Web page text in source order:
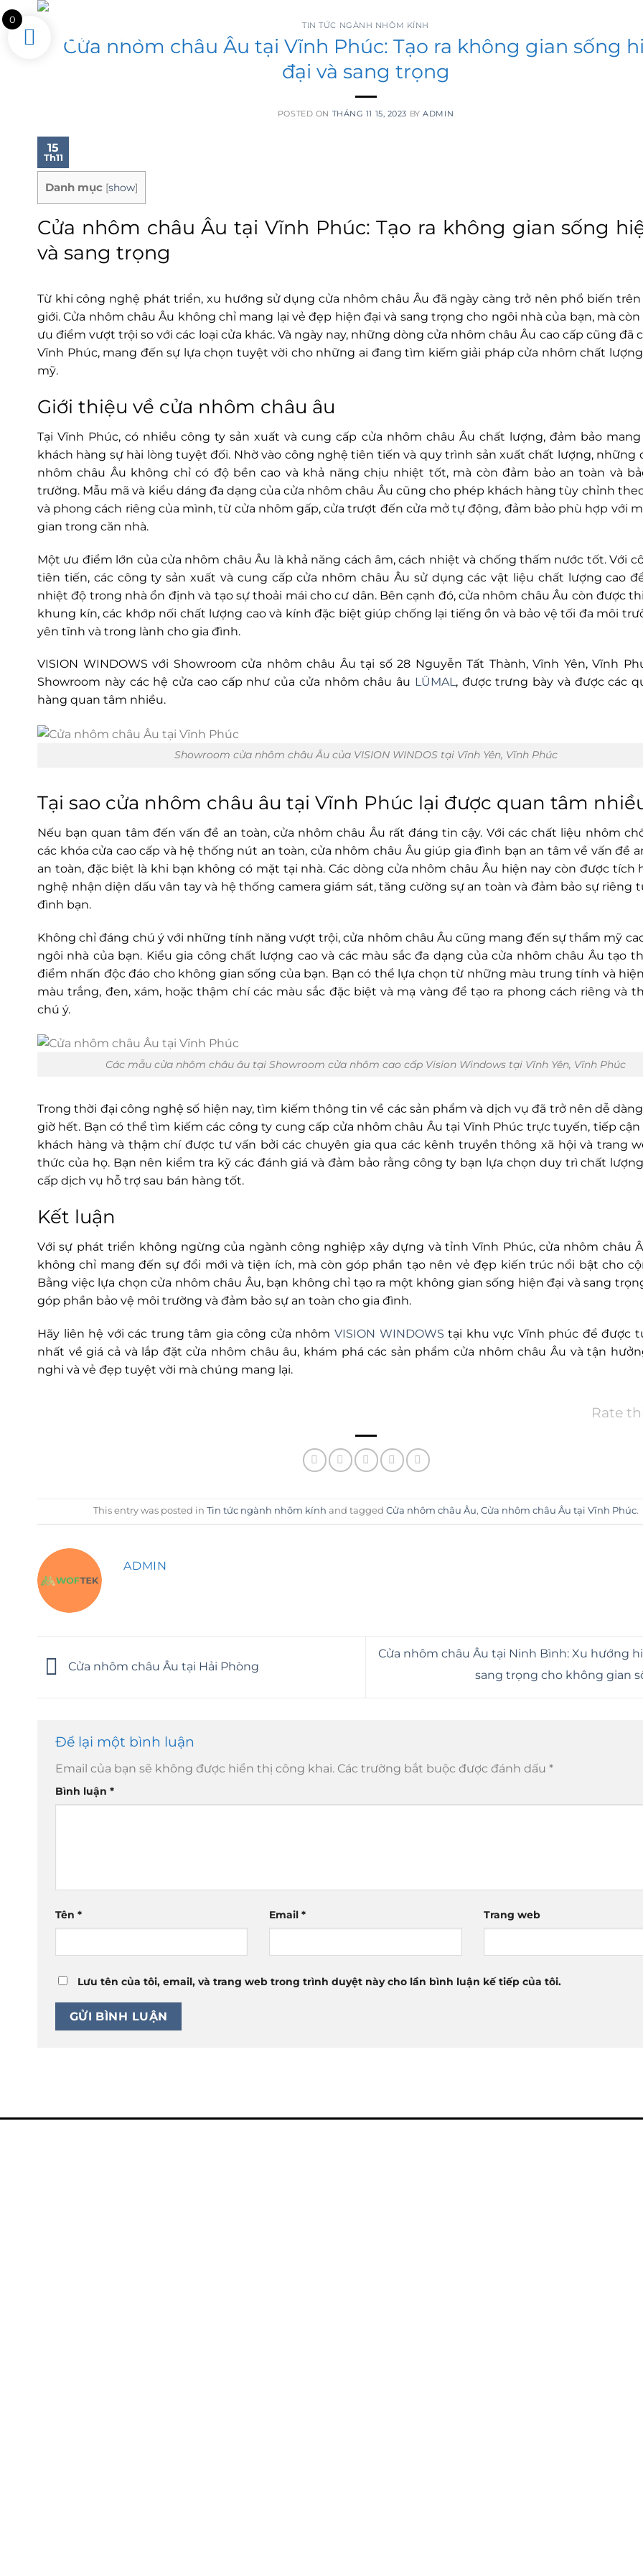
Skip
to
content
TIN TỨC NGÀNH NHÔM KÍNH
Cửa nhôm châu Âu tại Vĩnh Phúc: Tạo ra không gian sống
đại và sang trọng
POSTED ON THÁNG 11 15, 2023 BYADMIN
15
Th11
Danh mục [show]
Cửa nhôm châu Âu tại Vĩnh Phúc: Tạo ra không gian sống
và sang trọng
Từ khi công nghệ phát triển, xu hướng sử dụng cửa nhôm châu Âu đã ngày càng trở nên phổ biến
giới. Cửa nhôm châu Âu không chỉ mang lại vẻ đẹp hiện đại và sang trọng cho ngôi nhà của bạn, mà
ưu điểm vượt trội so với các loại cửa khác. Và ngày nay, những dòng cửa nhôm châu Âu cao cấp cũng đã
Vĩnh Phúc, mang đến sự lựa chọn tuyệt vời cho những ai đang tìm kiếm giải pháp cửa nhôm chất
mỹ.
Giới thiệu về cửa nhôm châu âu
Tại Vĩnh Phúc, có nhiều công ty sản xuất và cung cấp cửa nhôm châu Âu chất lượng, đảm bảo
khách hàng sự hài lòng tuyệt đối. Nhờ vào công nghệ tiên tiến và quy trình sản xuất chất lượng, những
nhôm châu Âu không chỉ có độ bền cao và khả năng chịu nhiệt tốt, mà còn đảm bảo an toàn và
trường. Mẫu mã và kiểu dáng đa dạng của cửa nhôm châu Âu cũng cho phép khách hàng tùy chỉnh
và phong cách riêng của mình, từ cửa nhôm gấp, cửa trượt đến cửa mở tự động, đảm bảo phù hợp với
gian trong căn nhà.
Một ưu điểm lớn của cửa nhôm châu Âu là khả năng cách âm, cách nhiệt và chống thấm nước tốt. Với
tiên tiến, các công ty sản xuất và cung cấp cửa nhôm châu Âu sử dụng các vật liệu chất lượng cao
nhiệt độ trong nhà ổn định và tạo sự thoải mái cho cư dân. Bên cạnh đó, cửa nhôm châu Âu còn được
khung kín, các khớp nối chất lượng cao và kính đặc biệt giúp chống lại tiếng ồn và bảo vệ tối đa môi
yên tĩnh và trong lành cho gia đình.
VISION WINDOWS với Showroom cửa nhôm châu Âu tại số 28 Nguyễn Tất Thành, Vĩnh Yên, Vĩnh
Showroom này các hệ cửa cao cấp như của cửa nhôm châu âu LÜMAL, được trưng bày và được các
hàng quan tâm nhiều.
Showroom cửa nhôm châu Âu của VISION WINDOS tại Vĩnh Yên, Vĩnh Phúc
Tại sao cửa nhôm châu âu tại Vĩnh Phúc lại được quan tâm
Nếu bạn quan tâm đến vấn đề an toàn, cửa nhôm châu Âu rất đáng tin cậy. Với các chất liệu nhôm
các khóa cửa cao cấp và hệ thống nút an toàn, cửa nhôm châu Âu giúp gia đình bạn an tâm về vấn đề
an toàn, đặc biệt là khi bạn không có mặt tại nhà. Các dòng cửa nhôm châu Âu hiện nay còn được tích
nghệ nhận diện dấu vân tay và hệ thống camera giám sát, tăng cường sự an toàn và đảm bảo sự riêng
đình bạn.
Không chỉ đáng chú ý với những tính năng vượt trội, cửa nhôm châu Âu cũng mang đến sự thẩm mỹ
ngôi nhà của bạn. Kiểu gia công chất lượng cao và các màu sắc đa dạng của cửa nhôm châu Âu tạo
điểm nhấn độc đáo cho không gian sống của bạn. Bạn có thể lựa chọn từ những màu trung tính và
màu trắng, đen, xám, hoặc thậm chí các màu sắc đặc biệt và mạ vàng để tạo ra phong cách riêng và
chú ý.
Các mẫu cửa nhôm châu âu tại Showroom cửa nhôm cao cấp Vision Windows tại Vĩnh Yên, Vĩnh Phúc
Trong thời đại công nghệ số hiện nay, tìm kiếm thông tin về các sản phẩm và dịch vụ đã trở nên dễ
giờ hết. Bạn có thể tìm kiếm các công ty cung cấp cửa nhôm châu Âu tại Vĩnh Phúc trực tuyến, tiếp cận
khách hàng và thậm chí được tư vấn bởi các chuyên gia qua các kênh truyền thông xã hội và trang
thức của họ. Bạn nên kiểm tra kỹ các đánh giá và đảm bảo rằng công ty bạn lựa chọn duy trì chất
cấp dịch vụ hỗ trợ sau bán hàng tốt.
Kết luận
Với sự phát triển không ngừng của ngành công nghiệp xây dựng và tỉnh Vĩnh Phúc, cửa nhôm châu
không chỉ mang đến sự đổi mới và tiện ích, mà còn góp phần tạo nên vẻ đẹp kiến trúc nổi bật cho
Bằng việc lựa chọn cửa nhôm châu Âu, bạn không chỉ tạo ra một không gian sống hiện đại và sang
góp phần bảo vệ môi trường và đảm bảo sự an toàn cho gia đình.
Hãy liên hệ với các trung tâm gia công cửa nhôm VISION WINDOWS tại khu vực Vĩnh phúc để được
nhất về giá cả và lắp đặt cửa nhôm châu âu, khám phá các sản phẩm cửa nhôm châu Âu và tận
nghi và vẻ đẹp tuyệt vời mà chúng mang lại.
Rate
This entry was posted in Tin tức ngành nhôm kính and tagged Cửa nhôm châu Âu, Cửa nhôm châu Âu tại Vĩnh Phúc.
ADMIN
Cửa nhôm châu Âu tại Hải Phòng
Cửa nhôm châu Âu tại Ninh Bình: Xu hướng
sang trọng cho không gian
Để lại một bình luận
Email của bạn sẽ không được hiển thị công khai. Các trường bắt buộc được đánh dấu *
Bình luận *
Tên * Email* Trang web
Lưu tên của tôi, email, và trang web trong trình duyệt này cho lần bình luận kế tiếp của tôi.
0